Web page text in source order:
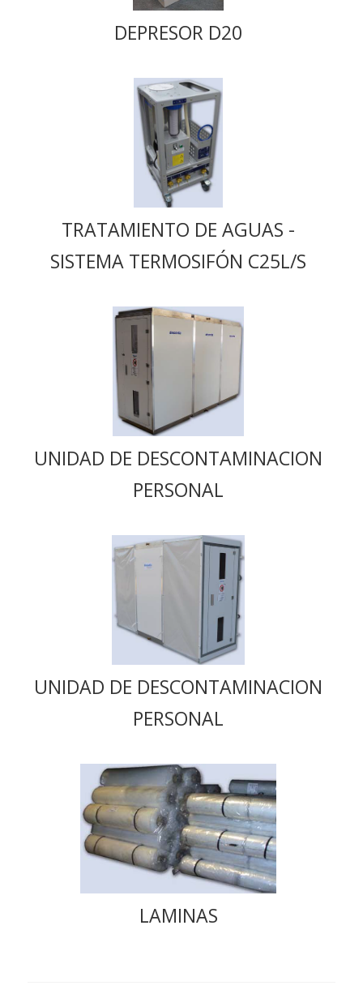
DEPRESOR D20
TRATAMIENTO DE AGUAS -
SISTEMA TERMOSIFÓN C25L/S
UNIDAD DE DESCONTAMINACION
PERSONAL
UNIDAD DE DESCONTAMINACION
PERSONAL
LAMINAS